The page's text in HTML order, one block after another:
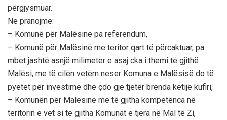
përgjysmuar.
Ne pranojmë:
– Komunë për Malësinë pa referendum,
– Komunë për Malësinë me teritor qart të përcaktuar, pa
mbet jashtë asnjë milimeter e asaj cka i themi të gjithë
Malësi, me të cilën vetëm neser Komuna e Malësisë do të
pyetet për investime dhe çdo gjë tjetër brënda këtijë kufiri,
– Komunën për Malësinë me të gjitha kompetenca në
teritorin e vet si të gjitha Komunat e tjera në Mal të Zi,